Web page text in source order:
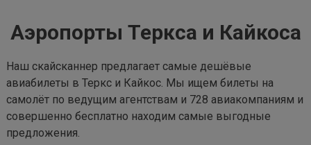
Аэропорты Теркса и Кайкоса
Наш скайсканнер предлагает самые дешёвые
авиабилеты в Теркс и Кайкос. Мы ищем билеты на
самолёт по ведущим агентствам и 728 авиакомпаниям и
совершенно бесплатно находим самые выгодные
предложения.